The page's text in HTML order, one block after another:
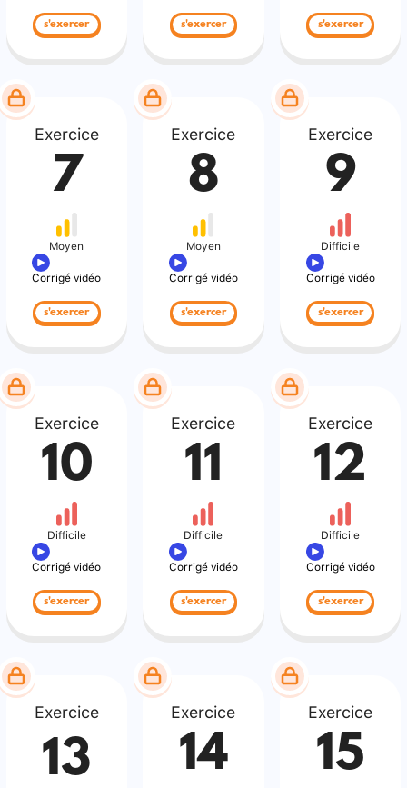
s'exercer s'exercer s'exercer
Exercice
7
Moyen
Corrigé vidéo
s'exercer
Exercice
8
Moyen
Corrigé vidéo
s'exercer
Exercice
9
Difficile
Corrigé vidéo
s'exercer
Exercice
10
Difficile
Corrigé vidéo
s'exercer
Exercice
11
Difficile
Corrigé vidéo
s'exercer
Exercice
12
Difficile
Corrigé vidéo
s'exercer
Exercice
13
Exercice
14
Exercice
15